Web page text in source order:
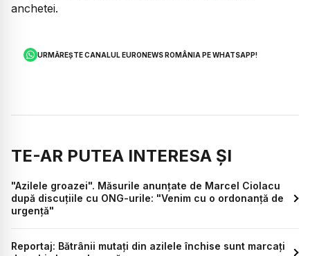
anchetei.
URMĂREȘTE CANALUL EURONEWS ROMÂNIA PE WHATSAPP!
TE-AR PUTEA INTERESA ȘI
"Azilele groazei". Măsurile anunțate de Marcel Ciolacu
după discuțiile cu ONG-urile: "Venim cu o ordonanță de
urgență"
Reportaj: Bătrânii mutați din azilele închise sunt marcați